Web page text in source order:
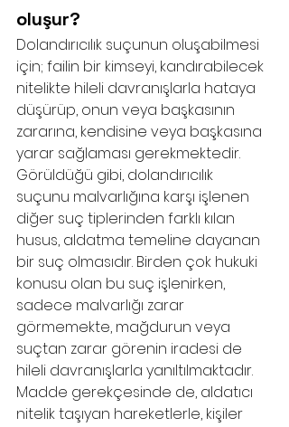
oluşur?
Dolandırıcılık suçunun oluşabilmesi
için; failin bir kimseyi, kandırabilecek
nitelikte hileli davranışlarla hataya
düşürüp, onun veya başkasının
zararına, kendisine veya başkasına
yarar sağlaması gerekmektedir.
Görüldüğü gibi, dolandırıcılık
suçunu malvarlığına karşı işlenen
diğer suç tiplerinden farklı kılan
husus, aldatma temeline dayanan
bir suç olmasıdır. Birden çok hukuki
konusu olan bu suç işlenirken,
sadece malvarlığı zarar
görmemekte, mağdurun veya
suçtan zarar görenin iradesi de
hileli davranışlarla yanıltılmaktadır.
Madde gerekçesinde de, aldatıcı
nitelik taşıyan hareketlerle, kişiler